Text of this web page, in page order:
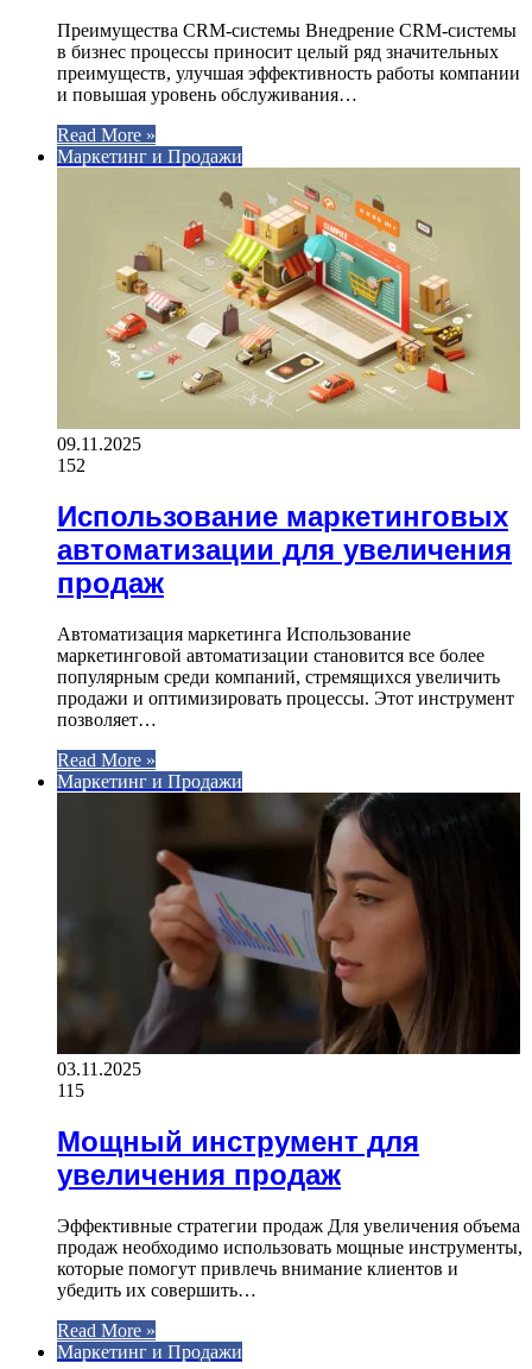
Преимущества CRM-системы Внедрение CRM-системы
в бизнес процессы приносит целый ряд значительных
преимуществ, улучшая эффективность работы компании
и повышая уровень обслуживания…
Read More »
Маркетинг и Продажи
09.11.2025
152
Использование маркетинговых
автоматизации для увеличения
продаж
Автоматизация маркетинга Использование
маркетинговой автоматизации становится все более
популярным среди компаний, стремящихся увеличить
продажи и оптимизировать процессы. Этот инструмент
позволяет…
Read More »
Маркетинг и Продажи
03.11.2025
115
Мощный инструмент для
увеличения продаж
Эффективные стратегии продаж Для увеличения объема
продаж необходимо использовать мощные инструменты,
которые помогут привлечь внимание клиентов и
убедить их совершить…
Read More »
Маркетинг и Продажи